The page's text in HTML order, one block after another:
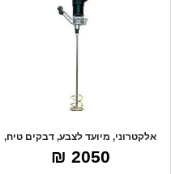
אלקטרוני, מיועד לצבע, דבקים טיח,
שפכטל.
2050 ₪